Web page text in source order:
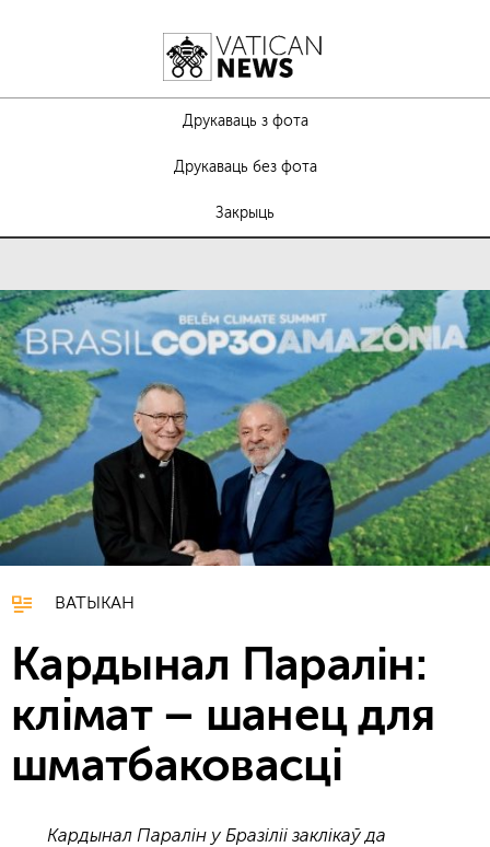
Друкаваць з фота
Друкаваць без фота
Закрыць
ВАТЫКАН
Кардынал Паралін:
клімат – шанец для
шматбаковасці
Кардынал Паралін у Бразіліі заклікаў да